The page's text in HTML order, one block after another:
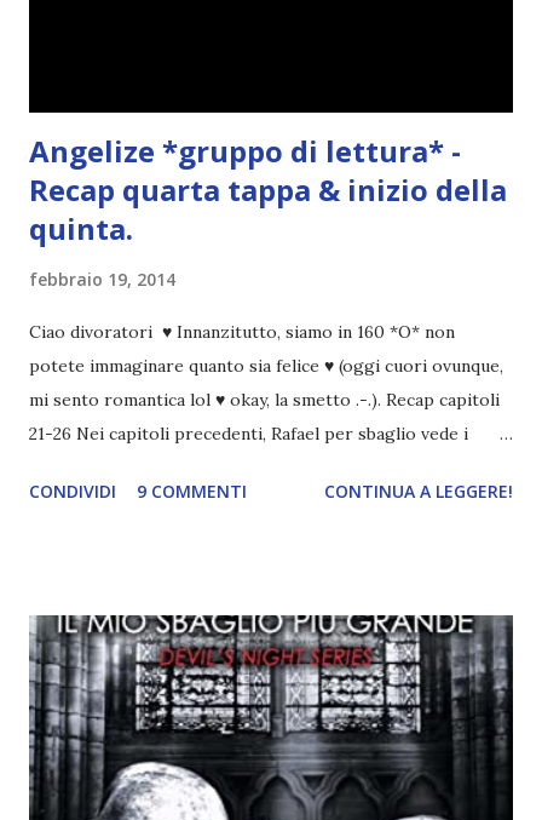
Angelize *gruppo di lettura* -
Recap quarta tappa & inizio della
quinta.
febbraio 19, 2014
Ciao divoratori ♥ Innanzitutto, siamo in 160 *O* non
potete immaginare quanto sia felice ♥ (oggi cuori ovunque,
mi sento romantica lol ♥ okay, la smetto .-.). Recap capitoli
21-26 Nei capitoli precedenti, Rafael per sbaglio vede i
incontrano e Hesediel mostra loro come combattere i puri.
angelo puro, Elemiah. Ma, a differenza di cosa pensano,
l'angelo non ha intenzione di fare una strage, piuttosto è lì
per avvertili che Mikael non è più "l'angelo puro" che
credono e che potrebbe aver ucciso altri mezzi angeli, tipo
Rafael. A quelle parole, Haniel seguito da altri ibridi, si reca
nell'appartamento, senza risultati. Infine cercano nella
CONDIVIDI 9 COMMENTI CONTINUA A LEGGERE!